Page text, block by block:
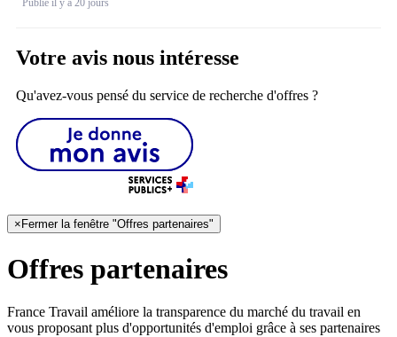
Publié il y a 20 jours
Votre avis nous intéresse
Qu'avez-vous pensé du service de recherche d'offres ?
× Fermer la fenêtre "Offres partenaires"
Offres partenaires
France Travail améliore la transparence du marché du travail en
vous proposant plus d'opportunités d'emploi grâce à ses partenaires